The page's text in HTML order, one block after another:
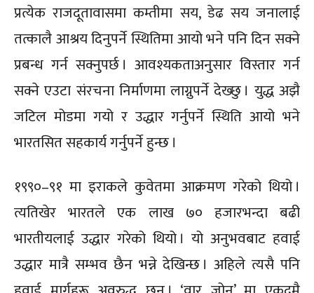
प्रत्येक राजदूतावासमा कम्तीमा सय, डेढ सय जनालाई
तत्कालै आश्रय दिनुपर्ने स्थितिमा आयो भने पनि दिन सक्ने
प्रबन्ध गर्न सक्नुपर्छ । आवश्यकताअनुसार विस्तार गर्न
सक्ने एउटा संरचना निर्माणमा लाग्नुपर्ने देख्छु । युद्ध अझै
जटिल मोडमा गयो र उद्धार गर्नुपर्ने स्थिति आयो भने
भारतसित सहकार्य गर्नुपर्ने हुन्छ ।
१९९०–९१ मा इराकले कुवेतमा आक्रमण गरेको थियो ।
त्यतिखेर भारतले एक लाख ७० हजारभन्दा बढी
भारतीयलाई उद्धार गरेको थियो । यो अनुभवबाट हवाई
उद्धार मात्रै सम्भव छैन भन्ने देखिन्छ । अहिले त्यसै पनि